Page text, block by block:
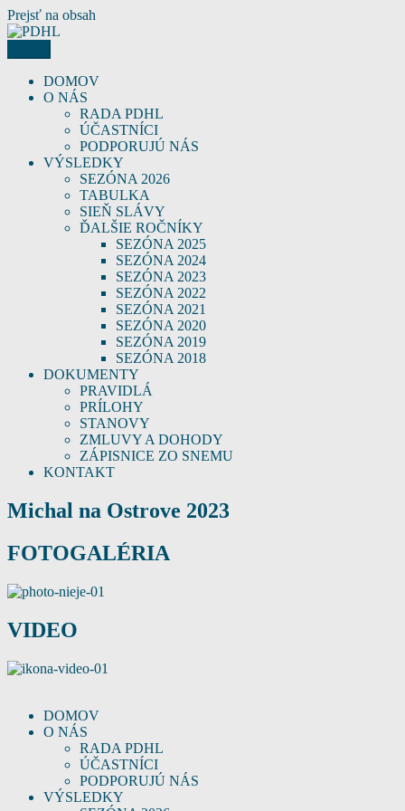
Prejsť na obsah
PDHL
Podunajská hasičská liga – PDHL
DOMOV
O NÁS
RADA PDHL
ÚČASTNÍCI
PODPORUJÚ NÁS
VÝSLEDKY
SEZÓNA 2026
TABULKA
SIEŇ SLÁVY
ĎALŠIE ROČNÍKY
SEZÓNA 2025
SEZÓNA 2024
SEZÓNA 2023
SEZÓNA 2022
SEZÓNA 2021
SEZÓNA 2020
SEZÓNA 2019
SEZÓNA 2018
DOKUMENTY
PRAVIDLÁ
PRÍLOHY
STANOVY
ZMLUVY A DOHODY
ZÁPISNICE ZO SNEMU
KONTAKT
Michal na Ostrove 2023
FOTOGALÉRIA
VIDEO
DOMOV
O NÁS
RADA PDHL
ÚČASTNÍCI
PODPORUJÚ NÁS
VÝSLEDKY